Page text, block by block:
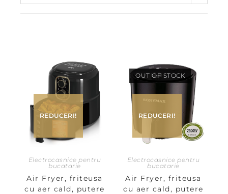
REDUCERI!
Electrocasnice pentru
bucatarie
Air Fryer, friteusa
cu aer cald, putere
OUT OF STOCK
REDUCERI!
Electrocasnice pentru
bucatarie
Air Fryer, friteusa
cu aer cald, putere